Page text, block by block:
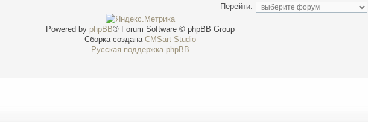
Перейти:
Powered by phpBB® Forum Software © phpBB Group
Сборка созданаCMSart Studio
Русская поддержка phpBB